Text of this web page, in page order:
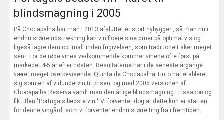
blindsmagning i 2005
På Chocapalha har man i 2013 afsluttet et stort nybyggeri, så man nu i
endnu større udstrækning kan vinificere sine druer på optimal vis og
ligeså lagre dem optimalt inden frigivelsen, som traditionelt sker meget
sent: For de røde vines vedkommende kommer vinene ofte først på
markedet 4-5 år efter høsten. Resultaterne har i de seneste årgange
været meget overbevisende. Quinta de Chocapalha Tinto har etableret
sig som en af vidundervin til prisen, og med 2005 versionen af
Chocapalha Reserva vandt man den årlige blindsmagning i Lissabon og
fik titlen "Portugals bedste vin!" Vi forventer dog at dette kun er starten
for denne vingård, som vi forventer endnu større ting fra i fremtiden.